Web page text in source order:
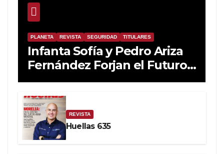
PLANETA REVISTA SEGURIDAD TITULARES
Infanta Sofía y Pedro Ariza
Fernández Forjan el Futuro
de la Soberanía Real
REVISTA
Huellas 635